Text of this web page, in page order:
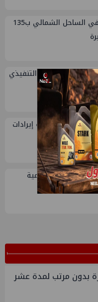
صفقة إماراتية جديدة في الساحل الشمالي ب135
نائبين للرئيس التنفيذي
القابضة الكيماوية تستهدف 30 مليار جنيه إيرادات
الجمعيات العمومية
بدون مرتب لمدة عشر